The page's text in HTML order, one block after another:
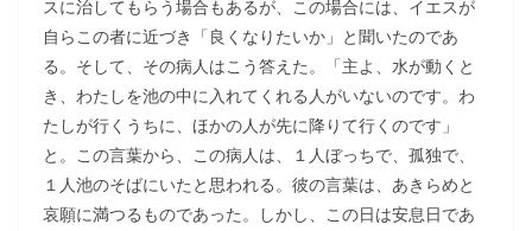
スに治してもらう場合もあるが、この場合には、イエスが
自らこの者に近づき「良くなりたいか」と聞いたのであ
る。そして、その病人はこう答えた。「主よ、水が動くと
き、わたしを池の中に入れてくれる人がいないのです。わ
たしが行くうちに、ほかの人が先に降りて行くのです」
と。この言葉から、この病人は、１人ぼっちで、孤独で、
１人池のそばにいたと思われる。彼の言葉は、あきらめと
哀願に満つるものであった。しかし、この日は安息日であ